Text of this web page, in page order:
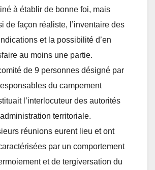
à établir de bonne foi, mais
de façon réaliste, l’inventaire des
et la possibilité d’en
au moins une partie.
de 9 personnes désigné par
du campement
l’interlocuteur des autorités
territoriale.
réunions eurent lieu et ont
par un comportement
et de tergiversation du